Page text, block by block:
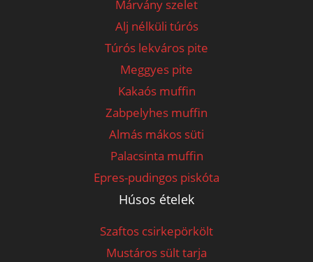
Márvány szelet
Alj nélküli túrós
Túrós lekváros pite
Meggyes pite
Kakaós muffin
Zabpelyhes muffin
Almás mákos süti
Palacsinta muffin
Epres-pudingos piskóta
Húsos ételek
Szaftos csirkepörkölt
Mustáros sült tarja